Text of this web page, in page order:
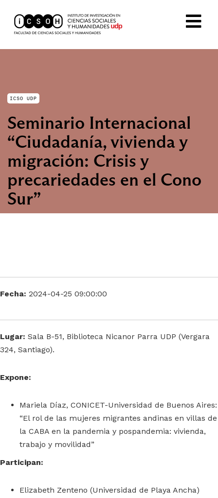
ICSO UDP
Seminario Internacional
“Ciudadanía, vivienda y
migración: Crisis y
precariedades en el Cono
Sur”
Fecha: 2024-04-25 09:00:00
Lugar: Sala B-51, Biblioteca Nicanor Parra UDP (Vergara
324, Santiago).
Expone:
Mariela Díaz, CONICET-Universidad de Buenos Aires:
“El rol de las mujeres migrantes andinas en villas de
la CABA en la pandemia y pospandemia: vivienda,
trabajo y movilidad”
Participan:
Elizabeth Zenteno (Universidad de Playa Ancha)